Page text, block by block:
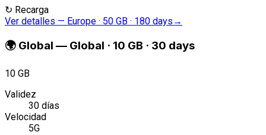
↻ Recarga
Ver detalles — Europe · 50 GB · 180 days →
🌍 Global — Global · 10 GB · 30 days
10 GB
Validez
30 días
Velocidad
5G